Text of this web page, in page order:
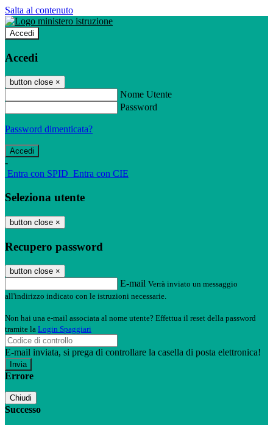
Salta al contenuto
Accedi
Accedi
button close ×
Nome Utente
Password
Password dimenticata?
-
Entra con SPID Entra con CIE
Seleziona utente
button close ×
Recupero password
button close ×
E-mail Verrà inviato un messaggio
all'indirizzo indicato con le istruzioni necessarie.
Non hai una e-mail associata al nome utente? Effettua il reset della password
tramite la Login Spaggiari
E-mail inviata, si prega di controllare la casella di posta elettronica!
Errore
Chiudi
Successo